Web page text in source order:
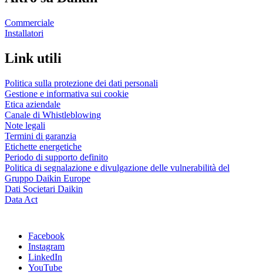
Commerciale
Installatori
Link utili
Politica sulla protezione dei dati personali
Gestione e informativa sui cookie
Etica aziendale
Canale di Whistleblowing
Note legali
Termini di garanzia
Etichette energetiche
Periodo di supporto definito
Politica di segnalazione e divulgazione delle vulnerabilità del
Gruppo Daikin Europe
Dati Societari Daikin
Data Act
Facebook
Instagram
LinkedIn
YouTube